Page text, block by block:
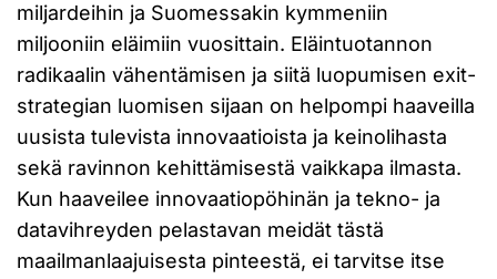
miljardeihin ja Suomessakin kymmeniin
miljooniin eläimiin vuosittain. Eläintuotannon
radikaalin vähentämisen ja siitä luopumisen exit-
strategian luomisen sijaan on helpompi haaveilla
uusista tulevista innovaatioista ja keinolihasta
sekä ravinnon kehittämisestä vaikkapa ilmasta.
Kun haaveilee innovaatiopöhinän ja tekno- ja
datavihreyden pelastavan meidät tästä
maailmanlaajuisesta pinteestä, ei tarvitse itse